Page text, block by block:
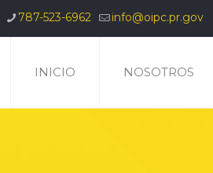
787-523-6962 info@oipc.pr.gov
INICIO NOSOTROS